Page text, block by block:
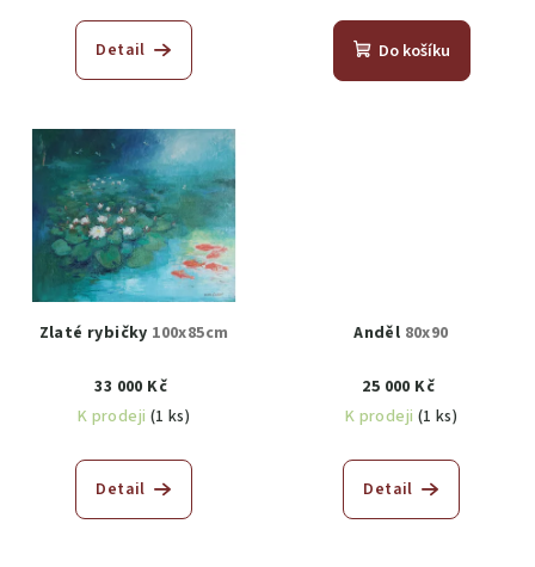
Detail Do košíku
Zlaté rybičky 100x85cm
33 000 Kč
K prodeji (1 ks)
Detail
Anděl 80x90
25 000 Kč
K prodeji (1 ks)
Detail